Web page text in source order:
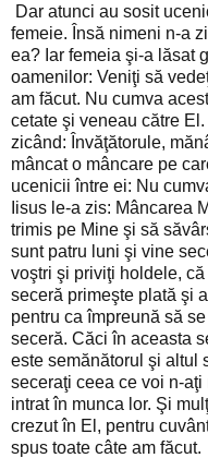
Dar atunci au sosit
femeie. Însă nimeni n-a
ea? Iar femeia şi-a lăsat
oamenilor: Veniţi să
am făcut. Nu cumva
cetate şi veneau către
zicând: Învăţătorule,
mâncat o mâncare pe
ucenicii între ei: Nu
Iisus le-a zis: Mâncarea
trimis pe Mine şi să
sunt patru luni şi vine
voştri şi priviţi holdele,
seceră primeşte plată şi
pentru ca împreună să
seceră. Căci în aceasta
este semănătorul şi altul
seceraţi ceea ce voi n-
intrat în munca lor. Şi
crezut în El, pentru
spus toate câte am făcut.